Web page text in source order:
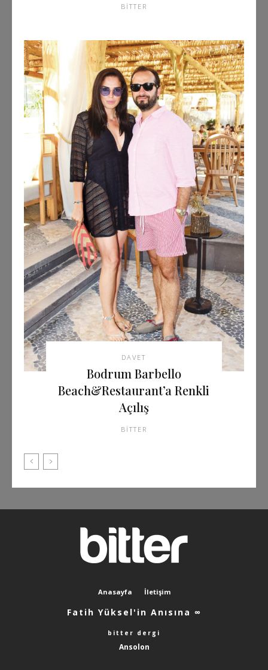
BITTER
DAVET
Bodrum Barbello
Beach&Restaurant’a Renkli
Açılış
BITTER
Anasayfa İletişim
Fatih Yüksel'in Anısına ∞
bitter dergi
Ansolon